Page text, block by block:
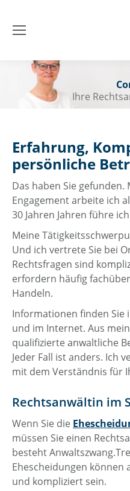
Ihre
Erfahrung,
persönliche
Das haben Sie
Engagement arbeite ich
30 Jahren Jahren führe
Meine
Und ich vertrete Sie bei
Rechtsfragen sind
erfordern häufig
Handeln.
Informationen finden Sie
und im Internet. Aus
qualifizierte anwaltliche
Jeder Fall ist anders. Ich
mit dem Verständnis für
Rechtsanwältin im
Wenn Sie die
müssen Sie einen
besteht
Ehescheidungen können
und kompliziert sein.